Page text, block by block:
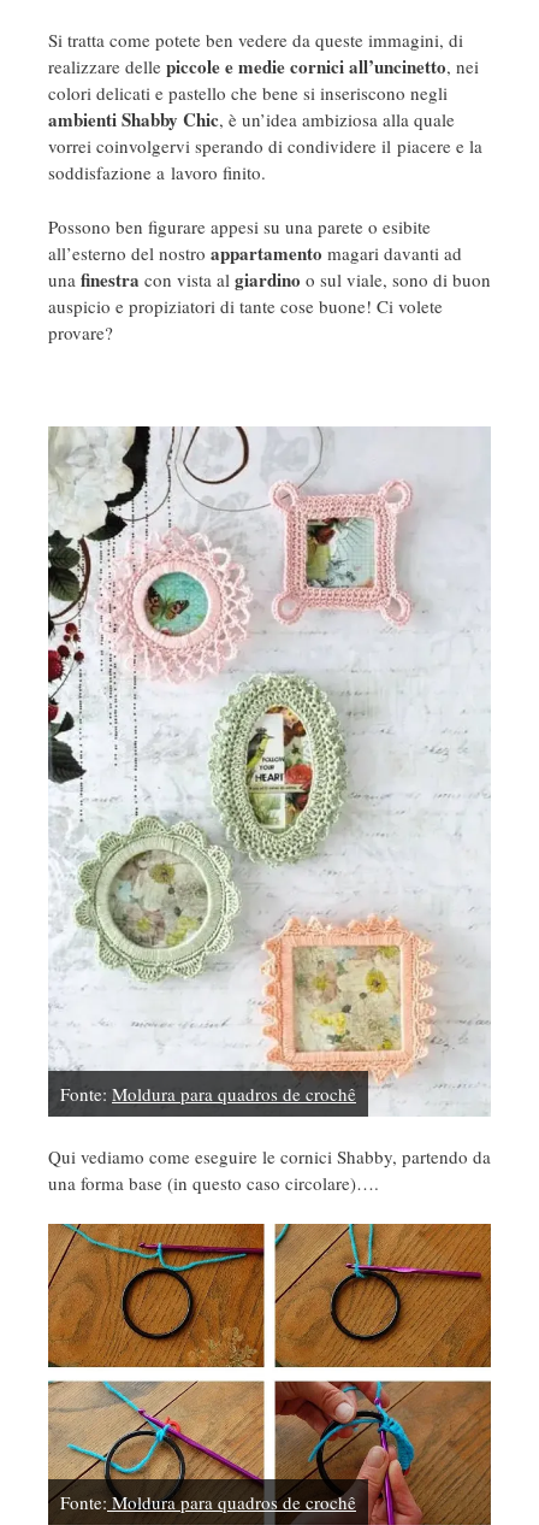
Si tratta come potete ben vedere da queste immagini, di
realizzare delle piccole e medie cornici all’uncinetto, nei
colori delicati e pastello che bene si inseriscono negli
ambienti Shabby Chic, è un’idea ambiziosa alla quale
vorrei coinvolgervi sperando di condividere il piacere e la
soddisfazione a lavoro finito.
Possono ben figurare appesi su una parete o esibite
all’esterno del nostro appartamento magari davanti ad
una finestra con vista al giardino o sul viale, sono di buon
auspicio e propiziatori di tante cose buone! Ci volete
provare?
Fonte: Moldura para quadros de crochê
Qui vediamo come eseguire le cornici Shabby, partendo da
una forma base (in questo caso circolare)….
Fonte: Moldura para quadros de crochê